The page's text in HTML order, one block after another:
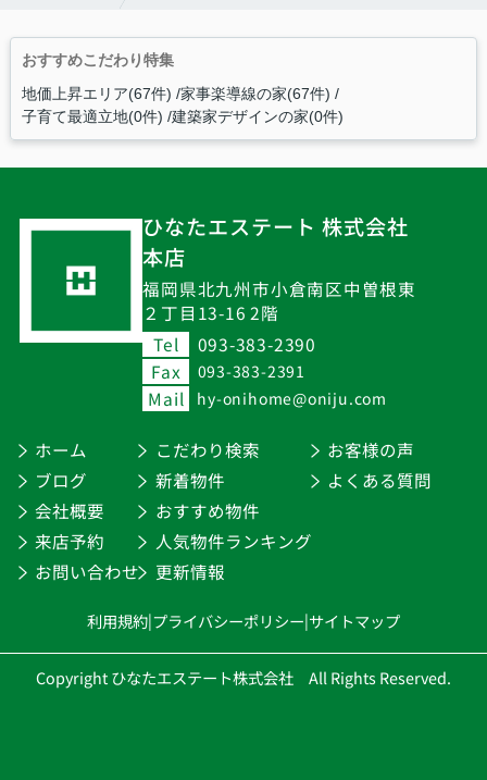
おすすめこだわり特集
地価上昇エリア(67件) 家事楽導線の家(67件)
子育て最適立地(0件) 建築家デザインの家(0件)
ひなたエステート 株式会社
本店
福岡県北九州市小倉南区中曽根東
２丁目13-16 2階
Tel
093-383-2390
Fax
093-383-2391
Mail hy-onihome@oniju.com
ホーム
ブログ
会社概要
来店予約
お問い合わせ
こだわり検索
新着物件
おすすめ物件
人気物件ランキング
更新情報
お客様の声
よくある質問
利用規約|プライバシーポリシー|サイトマップ
Copyright ひなたエステート株式会社 All Rights Reserved.